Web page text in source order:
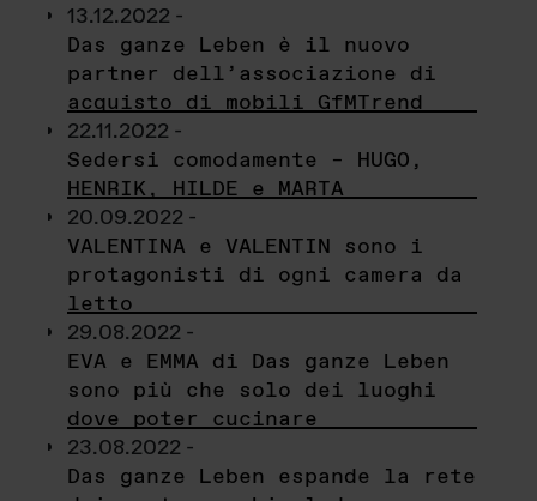
13.12.2022 -
Das ganze Leben è il nuovo
partner dell’associazione di
acquisto di mobili GfMTrend
22.11.2022 -
Sedersi comodamente – HUGO,
HENRIK, HILDE e MARTA
20.09.2022 -
VALENTINA e VALENTIN sono i
protagonisti di ogni camera da
letto
29.08.2022 -
EVA e EMMA di Das ganze Leben
sono più che solo dei luoghi
dove poter cucinare
23.08.2022 -
Das ganze Leben espande la rete